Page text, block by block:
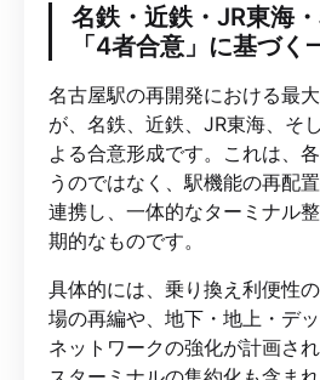
名鉄・近鉄・JR東海
「4者合意」に基づく
名古屋駅の再開発における最
が、名鉄、近鉄、JR東海、そ
よる合意形成です。これは、
うのではなく、駅機能の再配
連携し、一体的なターミナル
期的なものです。
具体的には、乗り換え利便性
場の再編や、地下・地上・デ
ネットワークの強化が計画さ